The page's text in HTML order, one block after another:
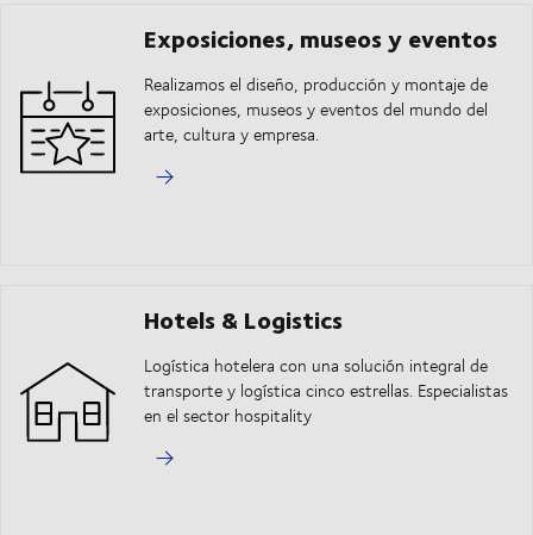
Exposiciones, museos y eventos
Realizamos el diseño, producción y montaje de
exposiciones, museos y eventos del mundo del
arte, cultura y empresa.
Hotels & Logistics
Logística hotelera con una solución integral de
transporte y logística cinco estrellas. Especialistas
en el sector hospitality